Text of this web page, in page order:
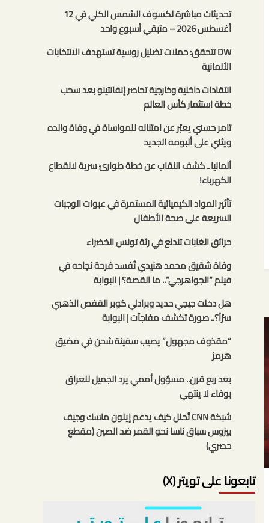
تحديثات مباشرة لكسوف الشمس الكلي في 12
أغسطس 2026 – متبقي أسبوع واحد
DW تتحقق: حملات تضليل روسية تستهدف الانتخابات
الألمانية
انتقادات داخلية وخارجية تحاصر إنفانتينو بعد سحب
خطة استثمار كأس العالم
تامر حسني يعبّر عن امتنانه للمواساة في وفاة والده
ويثني على ألبومه الجديد
ألمانيا ـ كشف النقاب عن خطة طوارئ سرية لانقطاع
الكهرباء!
تأثير المواد الكيميائية المستمرة في عبوات الوجبات
السريعة على صحة الأطفال
حرائق الغابات تندلع في رئة تونس الخضراء
وفاة شقيق محمد هنيدي تُفسد فرحة نجاحه في
فيلم “الجواهرجي”.. ما القصة؟ | البوابة
هل دخلت جيجي حديد وبرادلي كوبر القفص الذهبي
سرّاً؟.. صورة تكشف مفاجآت | البوابة
“مقذوف مجهول” يصيب سفينة شحن في مضيق
هرمز
بعد ربع قرن.. مسؤول أممي يرد الجميل للعراق
بوفاء لا ينتهي
شبكة CNN تُحلل كيف يدعم إيلون ماسك وجيف
بيزوس سباق ناسا نحو القمر ضد الصين (مقطع
حصري)
تابعونا على تويتر (X)